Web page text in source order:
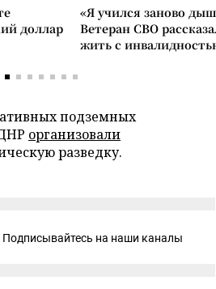
доллар
«Я учился заново
Ветеран СВО
жить с
подземных
организовали
разведку.
Подписывайтесь на наши каналы